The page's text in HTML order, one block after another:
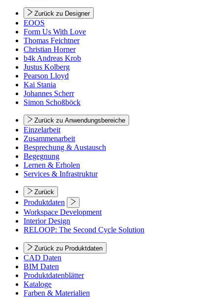
Zurück zu Designer
EOOS
Form Us With Love
Thomas Feichtner
Christian Horner
b4k Andreas Krob
Justus Kolberg
Pearson Lloyd
Kai Stania
Johannes Scherr
Simon Schoßböck
Zurück zu Anwendungsbereiche
Einzelarbeit
Zusammenarbeit
Besprechung & Austausch
Begegnung
Lernen & Erholen
Services & Infrastruktur
Zurück
Produktdaten
Workspace Development
Interior Design
RELOOP: The Second Cycle Solution
Zurück zu Produktdaten
CAD Daten
BIM Daten
Produktdatenblätter
Kataloge
Farben & Materialien